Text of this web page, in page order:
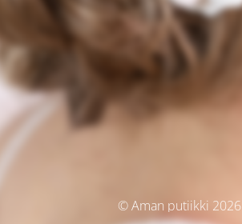
© Aman putiikki 2026